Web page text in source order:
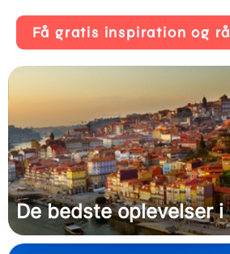
Få gratis inspiration og
De bedste oplevelser i